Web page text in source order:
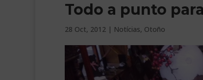
Todo a punto
28 Oct, 2012 | Notícias, Otoño